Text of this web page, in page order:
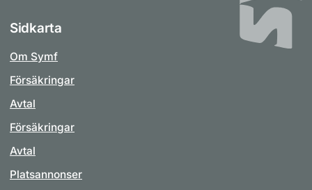
Sidkarta
Om Symf
Försäkringar
Avtal
Försäkringar
Avtal
Platsannonser